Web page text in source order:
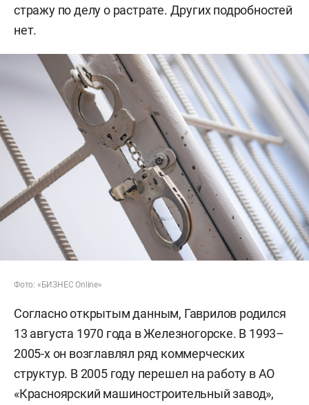
стражу по делу о растрате. Других подробностей
нет.
Фото: «БИЗНЕС Online»
Согласно открытым данным, Гаврилов родился
13 августа 1970 года в Железногорске. В 1993–
2005-х он возглавлял ряд коммерческих
структур. В 2005 году перешел на работу в АО
«Красноярский машиностроительный завод»,